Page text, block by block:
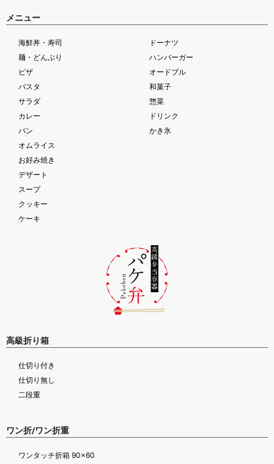
メニュー
海鮮丼・寿司
麺・どんぶり
ピザ
パスタ
サラダ
カレー
パン
オムライス
お好み焼き
デザート
スープ
クッキー
ケーキ
ドーナツ
ハンバーガー
オードブル
和菓子
惣菜
ドリンク
かき氷
高級折り箱
仕切り付き
仕切り無し
二段重
ワン折/ワン折重
ワンタッチ折箱 90×60